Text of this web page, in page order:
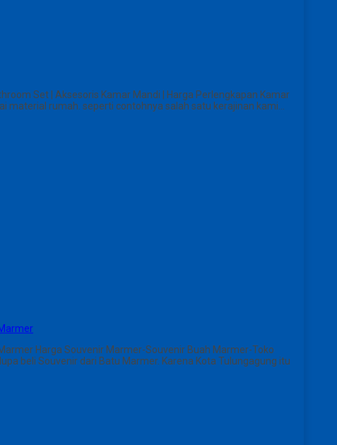
Set | Aksesoris Kamar Mandi | Harga Perlengkapan Kamar
rumah. seperti contohnya salah satu kerajinan kami…
Harga Souvenir Marmer-Souvenir Buah Marmer-Toko
beli Souvenir dari Batu Marmer. Karena Kota Tulungagung itu